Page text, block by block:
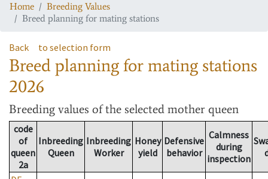
Home
Breeding Values
Breed planning for mating stations
Back to selection form
Breed planning for mating stations
2026
Breeding values of the selected mother queen
code
of
queen
2a
Inbreeding
Queen
Inbreeding
Worker
Honey
yield
Defensive
behavior
Calmness
during
inspection